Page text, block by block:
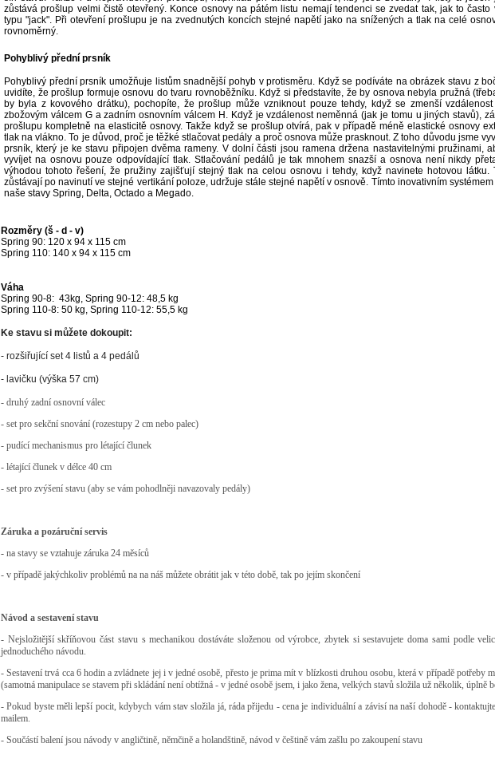
zůstává prošlup velmi čistě otevřený. Konce osnovy na pátém listu nemají tendenci se zvedat tak, jak to často
typu "jack". Při otevření prošlupu je na zvednutých koncích stejné napětí jako na snížených a tlak na celé
rovnoměrný.
Pohyblivý přední prsník
Pohyblivý přední prsník umožňuje listům snadnější pohyb v protisměru. Když se podíváte na obrázek stavu z
uvidíte, že prošlup formuje osnovu do tvaru rovnoběžníku. Když si představíte, že by osnova nebyla pružná
by byla z kovového drátku), pochopíte, že prošlup může vzniknout pouze tehdy, když se zmenší
zbožovým válcem G a zadním osnovním válcem H. Když je vzdálenost neměnná (jak je tomu u jiných stavů),
prošlupu kompletně na elasticitě osnovy. Takže když se prošlup otvírá, pak v případě méně elastické osnovy
tlak na vlákno. To je důvod, proč je těžké stlačovat pedály a proč osnova může prasknout. Z toho důvodu jsme
prsník, který je ke stavu připojen dvěma rameny. V dolní části jsou ramena držena nastavitelnými pružinami,
vyvíjet na osnovu pouze odpovídající tlak. Stlačování pedálů je tak mnohem snazší a osnova není nikdy
výhodou tohoto řešení, že pružiny zajišťují stejný tlak na celou osnovu i tehdy, když navinete hotovou látku.
zůstávají po navinutí ve stejné vertikání poloze, udržuje stále stejné napětí v osnově. Tímto inovativním
naše stavy Spring, Delta, Octado a Megado.
Rozměry (š - d - v)
Spring 90: 120 x 94 x 115 cm
Spring 110: 140 x 94 x 115 cm
Váha
Spring 90-8: 43kg, Spring 90-12: 48,5 kg
Spring 110-8: 50 kg, Spring 110-12: 55,5 kg
Ke stavu si můžete dokoupit:
- rozšiřující set 4 listů a 4 pedálů
- lavičku (výška 57 cm)
- druhý zadní osnovní válec
- set pro sekční snování (rozestupy 2 cm nebo palec)
- pudící mechanismus pro létající člunek
- létající člunek v délce 40 cm
- set pro zvýšení stavu (aby se vám pohodlněji navazovaly pedály)
Záruka a pozáruční servis
- na stavy se vztahuje záruka 24 měsíců
- v případě jakýchkoliv problémů na na náš můžete obrátit jak v této době, tak po jejím skončení
Návod a sestavení stavu
- Nejsložitější skříňovou část stavu s mechanikou dostáváte složenou od výrobce, zbytek si sestavujete doma sami podle
jednoduchého návodu.
- Sestavení trvá cca 6 hodin a zvládnete jej i v jedné osobě, přesto je prima mít v blízkosti druhou osobu, která v případě potřeby
(samotná manipulace se stavem při skládání není obtížná - v jedné osobě jsem, i jako žena, velkých stavů složila už několik, úplně
- Pokud byste měli lepší pocit, kdybych vám stav složila já, ráda přijedu - cena je individuální a závisí na naší dohodě -
mailem.
- Součástí balení jsou návody v angličtině, němčině a holandštině, návod v češtině vám zašlu po zakoupení stavu